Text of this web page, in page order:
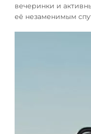
вечеринки и
её незаменимым